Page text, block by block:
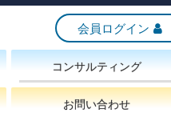
会員ログイン
コンサルティング
お問い合わせ